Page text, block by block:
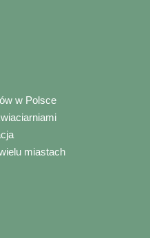
w Polsce
miastach